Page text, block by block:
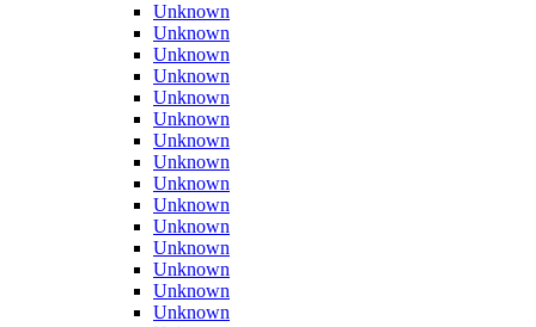
Unknown
Unknown
Unknown
Unknown
Unknown
Unknown
Unknown
Unknown
Unknown
Unknown
Unknown
Unknown
Unknown
Unknown
Unknown